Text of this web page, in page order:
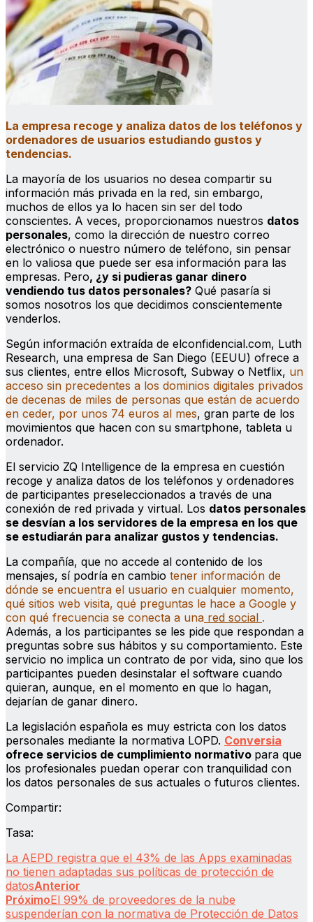
La empresa recoge y analiza datos de los teléfonos y
ordenadores de usuarios estudiando gustos y
tendencias.
La mayoría de los usuarios no desea compartir su
información más privada en la red, sin embargo,
muchos de ellos ya lo hacen sin ser del todo
conscientes. A veces, proporcionamos nuestros datos
personales, como la dirección de nuestro correo
electrónico o nuestro número de teléfono, sin pensar
en lo valiosa que puede ser esa información para las
empresas. Pero, ¿y si pudieras ganar dinero
vendiendo tus datos personales? Qué pasaría si
somos nosotros los que decidimos conscientemente
venderlos.
Según información extraída de elconfidencial.com, Luth
Research, una empresa de San Diego (EEUU) ofrece a
sus clientes, entre ellos Microsoft, Subway o Netflix, un
acceso sin precedentes a los dominios digitales privados
de decenas de miles de personas que están de acuerdo
en ceder, por unos 74 euros al mes, gran parte de los
movimientos que hacen con su smartphone, tableta u
ordenador.
El servicio ZQ Intelligence de la empresa en cuestión
recoge y analiza datos de los teléfonos y ordenadores
de participantes preseleccionados a través de una
conexión de red privada y virtual. Los datos personales
se desvían a los servidores de la empresa en los que
se estudiarán para analizar gustos y tendencias.
La compañía, que no accede al contenido de los
mensajes, sí podría en cambio tener información de
dónde se encuentra el usuario en cualquier momento,
qué sitios web visita, qué preguntas le hace a Google y
con qué frecuencia se conecta a una red social .
Además, a los participantes se les pide que respondan a
preguntas sobre sus hábitos y su comportamiento. Este
servicio no implica un contrato de por vida, sino que los
participantes pueden desinstalar el software cuando
quieran, aunque, en el momento en que lo hagan,
dejarían de ganar dinero.
La legislación española es muy estricta con los datos
personales mediante la normativa LOPD. Conversia
ofrece servicios de cumplimiento normativo para que
los profesionales puedan operar con tranquilidad con
los datos personales de sus actuales o futuros clientes.
Compartir:
Tasa:
La AEPD registra que el 43% de las Apps examinadas
no tienen adaptadas sus políticas de protección de
datosAnterior
PróximoEl 99% de proveedores de la nube
suspenderían con la normativa de Protección de Datos